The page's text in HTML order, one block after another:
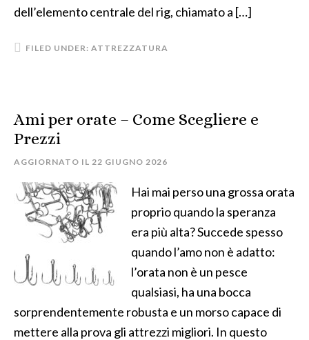
dell’elemento centrale del rig, chiamato a […]
FILED UNDER: ATTREZZATURA
Ami per orate​ – Come Scegliere e
Prezzi
AGGIORNATO IL 22 GIUGNO 2026
Hai mai perso una grossa orata
proprio quando la speranza
era più alta? Succede spesso
quando l’amo non è adatto:
l’orata non è un pesce
qualsiasi, ha una bocca
sorprendentemente robusta e un morso capace di
mettere alla prova gli attrezzi migliori. In questo